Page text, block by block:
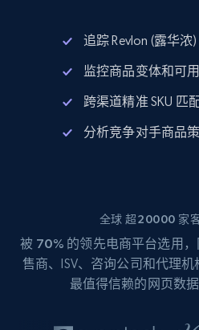
追踪 Revlon (露华浓
监控商品变体和可
跨渠道精准 SKU 匹
分析竞争对手商品
全球 超20000 家
被 70% 的领先电商平台选用
售商、ISV、咨询公司和代理
最值得信赖的网页数